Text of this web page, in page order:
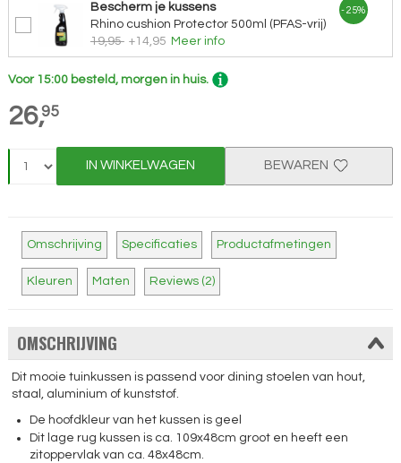
Bescherm je kussens
Rhino cushion Protector 500ml (PFAS-vrij)
19,95 +14,95 Meer info
- 25%
Voor 15:00 besteld, morgen in huis.
26,95
IN WINKELWAGEN BEWAREN
Omschrijving Specificaties Productafmetingen
Kleuren Maten Reviews (2)
OMSCHRIJVING
Dit mooie tuinkussen is passend voor dining stoelen van hout,
staal, aluminium of kunststof.
De hoofdkleur van het kussen is geel
Dit lage rug kussen is ca. 109x48cm groot en heeft een
zitoppervlak van ca. 48x48cm.